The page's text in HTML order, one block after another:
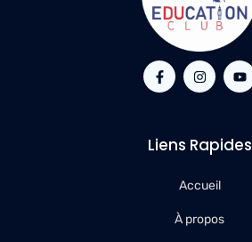
Liens Rapides
Accueil
À propos